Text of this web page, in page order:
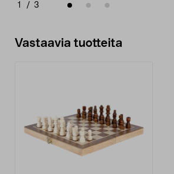
1 / 3
Vastaavia tuotteita